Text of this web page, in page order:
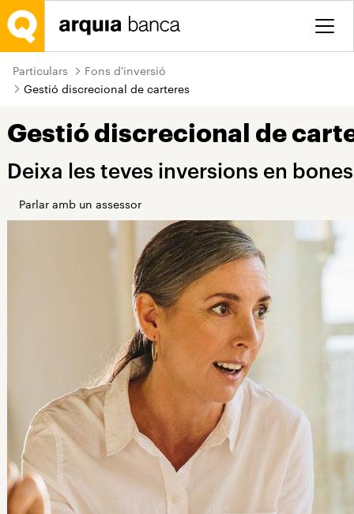
Salta al contingut principal
Particulars
Fons d'inversió
Gestió discrecional de carteres
Gestió discrecional de
Deixa les teves inversions en
Parlar amb un assessor